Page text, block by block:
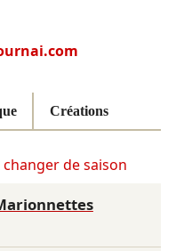
Créations
changer de saison